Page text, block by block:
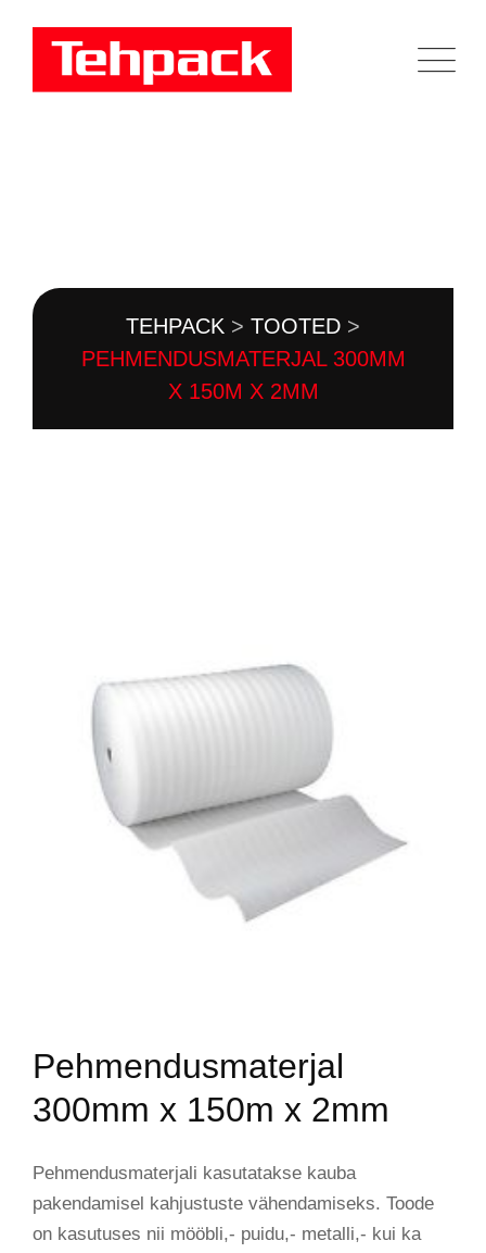
TEHPACK > TOOTED >
PEHMENDUSMATERJAL 300MM
X 150M X 2MM
Pehmendusmaterjal
300mm x 150m x 2mm
Pehmendusmaterjali kasutatakse kauba
pakendamisel kahjustuste vähendamiseks. Toode
on kasutuses nii mööbli,- puidu,- metalli,- kui ka